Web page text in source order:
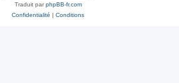
Traduit parphpBB-fr.com
Confidentialité | Conditions